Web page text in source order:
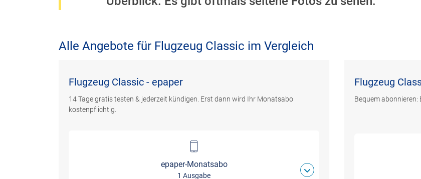
Alle Angebote für Flugzeug Classic im Vergleich
Flugzeug Classic - epaper
14 Tage gratis testen & jederzeit kündigen. Erst dann wird Ihr Monatsabo
kostenpflichtig.
epaper-Monatsabo
1 Ausgabe
Flugzeug
Bequem